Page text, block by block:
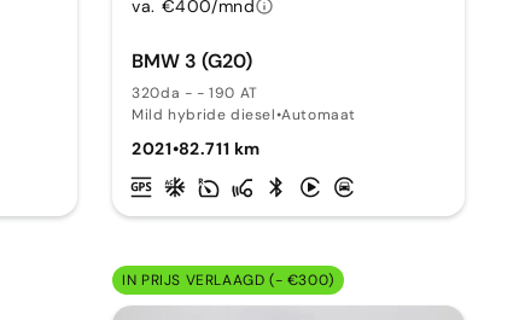
BMW 3 (G20)
320da - - 190 AT
Mild hybride diesel•Automaat
2021•82.711 km
va. €400/mnd
IN PRIJS VERLAAGD (- €300)